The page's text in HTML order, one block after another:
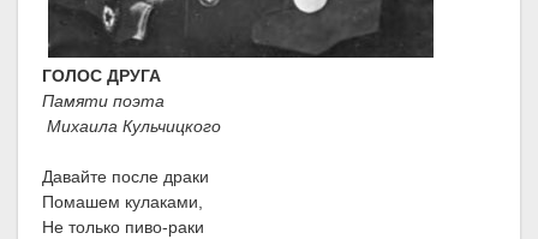
ГОЛОС ДРУГА
Памяти поэта
Михаила Кульчицкого
Давайте после драки
Помашем кулаками,
Не только пиво-раки